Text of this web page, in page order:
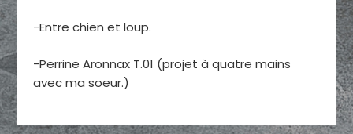
-Entre chien et loup.
-Perrine Aronnax T.01 (projet à quatre mains
avec ma soeur.)